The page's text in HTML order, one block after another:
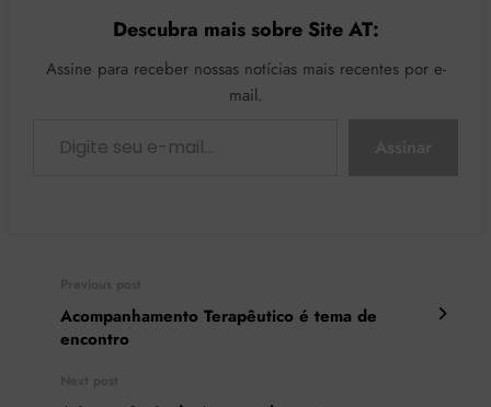
Descubra mais sobre Site AT:
Assine para receber nossas notícias mais recentes por e-
mail.
Acompanhamento Terapêutico é tema de
encontro